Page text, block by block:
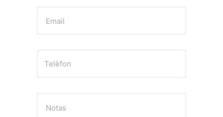
Email
Notas